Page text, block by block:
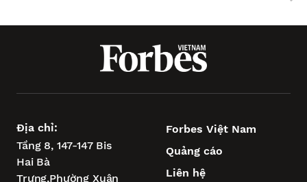
Địa chỉ:
Tầng 8, 147-147 Bis
Hai Bà
Trưng,Phường Xuân
Forbes Việt Nam
Quảng cáo
Liên hệ